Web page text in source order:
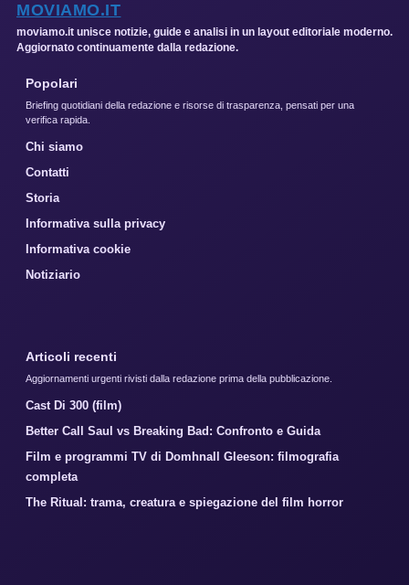
MOVIAMO.IT
moviamo.it unisce notizie, guide e analisi in un layout editoriale moderno.
Aggiornato continuamente dalla redazione.
Popolari
Briefing quotidiani della redazione e risorse di trasparenza, pensati per una
verifica rapida.
Chi siamo
Contatti
Storia
Informativa sulla privacy
Informativa cookie
Notiziario
Articoli recenti
Aggiornamenti urgenti rivisti dalla redazione prima della pubblicazione.
Cast Di 300 (film)
Better Call Saul vs Breaking Bad: Confronto e Guida
Film e programmi TV di Domhnall Gleeson: filmografia
completa
The Ritual: trama, creatura e spiegazione del film horror